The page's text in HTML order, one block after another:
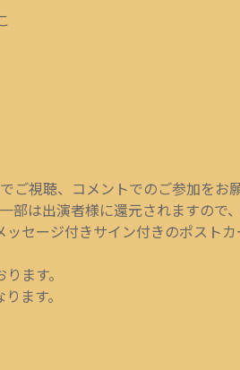
視聴、コメントでのご参加をお願
部は出演者様に還元されますので
セージ付きサイン付きのポストカ
ます。
ます。